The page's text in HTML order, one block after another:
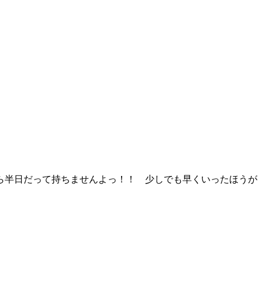
半日だって持ちませんよっ！！ 少しでも早くいったほうが